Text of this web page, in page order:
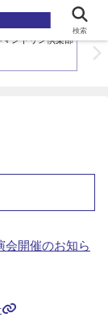
ンドリン倶楽部
11/
交
会開催のお知ら
検索